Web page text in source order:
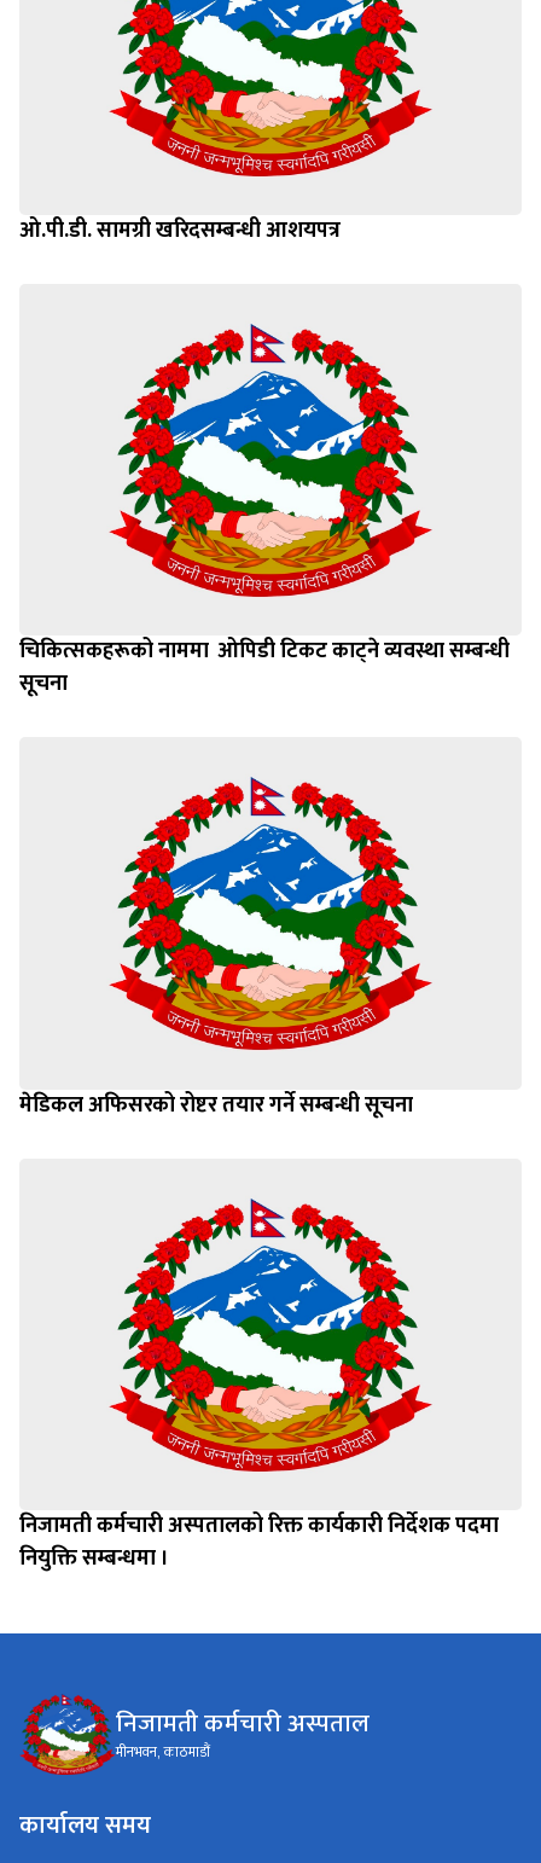
ओ.पी.डी. सामग्री खरिदसम्बन्धी आशयपत्र
चिकित्सकहरूको नाममा ‌‍‌ ओपिडी टिकट काट्ने व्यवस्था सम्बन्धी
सूचना
मेडिकल अफिसरको रोष्टर तयार गर्ने सम्बन्धी सूचना
निजामती कर्मचारी अस्पतालको रिक्त कार्यकारी निर्देशक पदमा
नियुक्ति सम्बन्धमा ।
निजामती कर्मचारी अस्पताल
मीनभवन, काठमाडौं
कार्यालय समय